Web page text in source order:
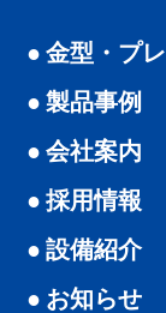
金型・プ
製品事例
会社案内
採用情報
設備紹介
お知らせ